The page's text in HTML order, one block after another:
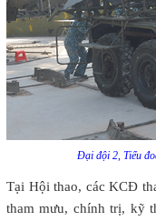
Đại đội 2, Tiểu
Tại Hội thao, các KCĐ
tham mưu, chính trị, kỹ